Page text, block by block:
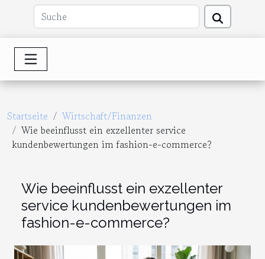
Startseite
Wirtschaft/Finanzen
Wie beeinflusst ein exzellenter service
kundenbewertungen im fashion-e-commerce?
Wie beeinflusst ein exzellenter
service kundenbewertungen im
fashion-e-commerce?